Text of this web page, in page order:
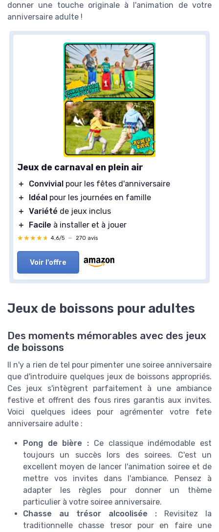
donner une touche originale à l'animation de votre
anniversaire adulte !
Jeux de carnaval en plein air
＋ Convivial pour les fêtes d'anniversaire
＋
Idéal pour les journées en famille
＋ Variété de jeux inclus
＋
Facile à installer et à jouer
★★★★★
★★★★★ 4,6/5 — 270 avis
Voir l'offre
Jeux de boissons pour adultes
Des moments mémorables avec des jeux
de boissons
Il n'y a rien de tel pour pimenter une soiree anniversaire
que d'introduire quelques jeux de boissons appropriés.
Ces jeux s'intègrent parfaitement à une ambiance
festive et offrent des fous rires garantis aux invites.
Voici quelques idees pour agrémenter votre fete
anniversaire adulte :
Pong de bière : Ce classique indémodable est
toujours un succès lors des soirees. C'est un
excellent moyen de lancer l'animation soiree et de
mettre vos invites dans l'ambiance. Pensez à
adapter les règles pour donner un thème
particulier à votre soiree anniversaire.
Chasse au trésor alcoolisée : Revisitez la
traditionnelle chasse tresor pour en faire une